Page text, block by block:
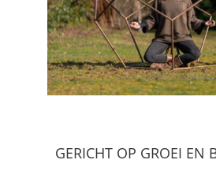
GERICHT OP GROEI EN